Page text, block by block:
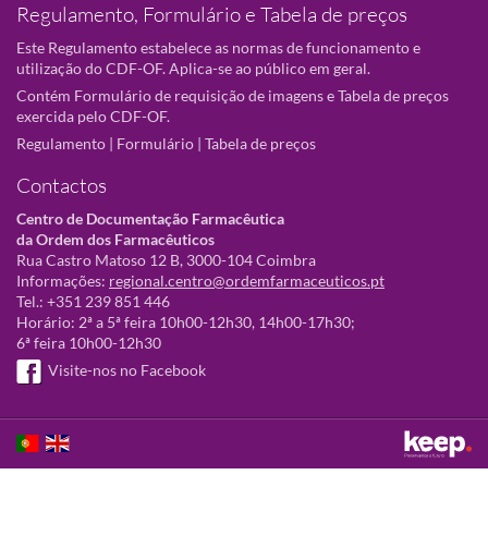
Regulamento, Formulário e Tabela de preços
Este Regulamento estabelece as normas de funcionamento e
utilização do CDF-OF. Aplica-se ao público em geral.
Contém Formulário de requisição de imagens e Tabela de preços
exercida pelo CDF-OF.
Regulamento | Formulário | Tabela de preços
Contactos
Centro de Documentação Farmacêutica
da Ordem dos Farmacêuticos
Rua Castro Matoso 12 B, 3000-104 Coimbra
Informações: regional.centro@ordemfarmaceuticos.pt
Tel.: +351 239 851 446
Horário: 2ª a 5ª feira 10h00-12h30, 14h00-17h30;
6ª feira 10h00-12h30
Visite-nos no Facebook